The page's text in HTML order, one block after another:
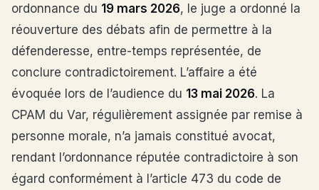
ordonnance du 19 mars 2026, le juge a ordonné la
réouverture des débats afin de permettre à la
défenderesse, entre-temps représentée, de
conclure contradictoirement. L’affaire a été
évoquée lors de l’audience du 13 mai 2026. La
CPAM du Var, régulièrement assignée par remise à
personne morale, n’a jamais constitué avocat,
rendant l’ordonnance réputée contradictoire à son
égard conformément à l’article 473 du code de